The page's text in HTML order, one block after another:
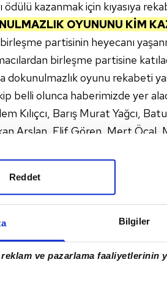
Bilgiler
ve pazarlama faaliyetlerinin
Reddet
ödülü kazanmak için kıyasıya
OYUNUNU KİM
partisinin heyecanı
birleşme partisine
dokunulmazlık oyunu rekabeti
belli olunca haberimizde yer
Kılıçcı, Barış Murat Yağcı,
Arslan, Elif Gören, Mert Öcal,
Sercan Yıldırım, Bora Edin,
: Anıl Berk Baki, Ardahan
Gökhan Keser, Hikmet Tuğsuz,
Burcu, Yasin Obuz, Ayşe